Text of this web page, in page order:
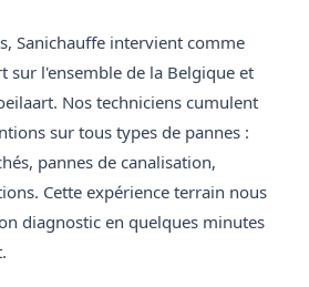
Sanichauffe intervient comme
sur l'ensemble de la Belgique et
Nos techniciens cumulent
sur tous types de pannes :
pannes de canalisation,
Cette expérience terrain nous
diagnostic en quelques minutes